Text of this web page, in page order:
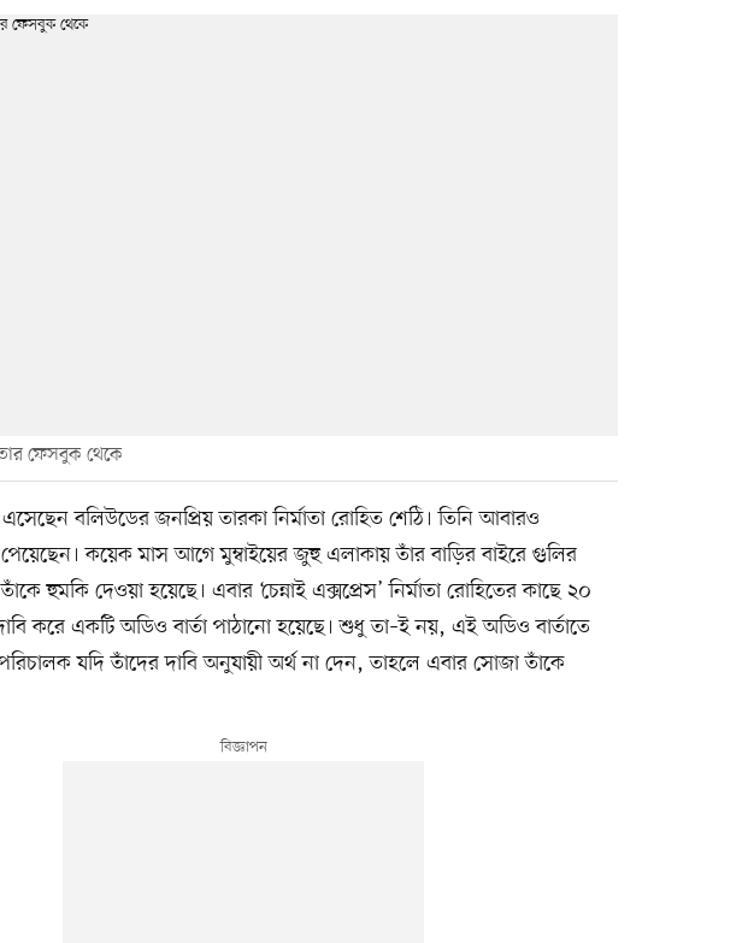
ফেসবুক থেকে
বলিউডের জনপ্রিয় তারকা নির্মাতা রোহিত শেঠি। তিনি আবারও
পেয়েছেন। কয়েক মাস আগে মুম্বাইয়ের জুহু এলাকায় তাঁর বাড়ির বাইরে গুলির
হুমকি দেওয়া হয়েছে। এবার ‘চেন্নাই এক্সপ্রেস’ নির্মাতা রোহিতের কাছে ২০
করে একটি অডিও বার্তা পাঠানো হয়েছে। শুধু তা–ই নয়, এই অডিও বার্তাতে
যদি তাঁদের দাবি অনুযায়ী অর্থ না দেন, তাহলে এবার সোজা তাঁকে